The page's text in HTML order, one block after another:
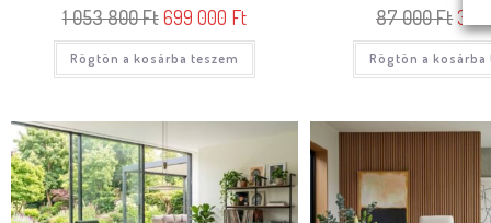
1 053 800Ft699 000 Ft
Rögtön a kosárba teszem
87 000Ft 39
Rögtön a kosárba